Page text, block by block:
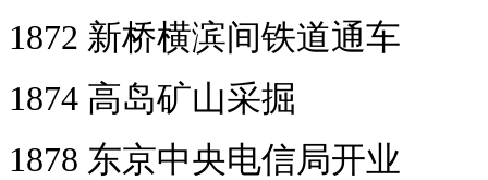
1872 新桥横滨间铁道通
1874 高岛矿山采掘
1878 东京中央电信局开